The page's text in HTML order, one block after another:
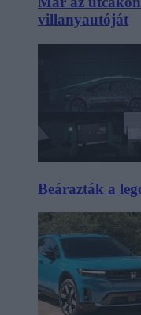
villanyautóját
Beárazták a